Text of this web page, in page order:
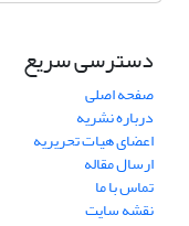
دسترسی سریع
صفحه اصلی
درباره نشریه
اعضای هیات تحریریه
ارسال مقاله
تماس با ما
نقشه سایت